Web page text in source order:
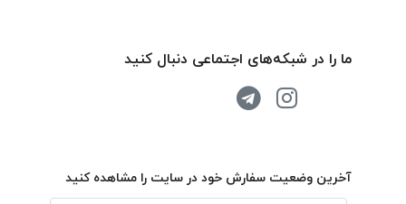
ما را در شبکه‌های اجتماعی دنبال کنید
آخرین وضعیت سفارش خود در سایت را مشاهده کنید